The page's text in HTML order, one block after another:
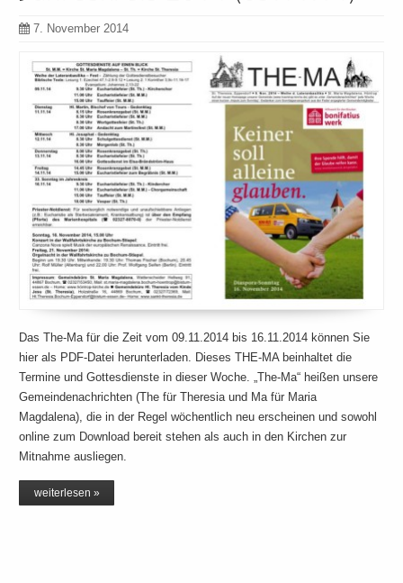
7. November 2014
Das The-Ma für die Zeit vom 09.11.2014 bis 16.11.2014 können Sie
hier als PDF-Datei herunterladen. Dieses THE-MA beinhaltet die
Termine und Gottesdienste in dieser Woche. „The-Ma“ heißen unsere
Gemeindenachrichten (The für Theresia und Ma für Maria
Magdalena), die in der Regel wöchentlich neu erscheinen und sowohl
online zum Download bereit stehen als auch in den Kirchen zur
Mitnahme ausliegen.
weiterlesen »